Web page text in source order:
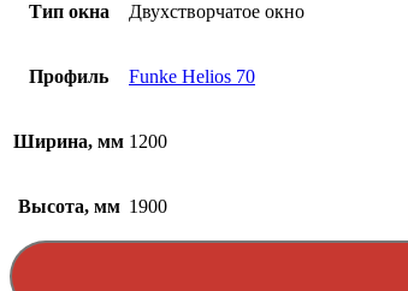
Тип окна Двухстворчатое окно
Профиль Funke Helios 70
Ширина, мм 1200
Высота, мм 1900